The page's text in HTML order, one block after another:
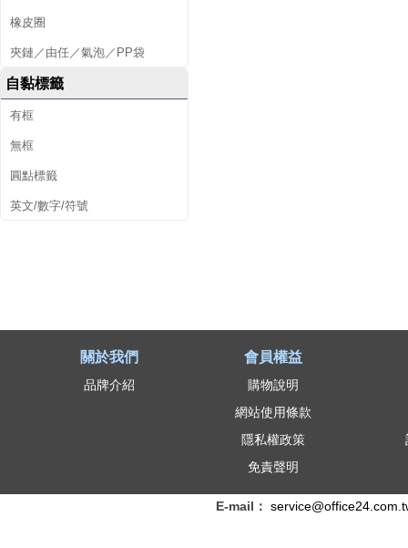
橡皮圈
夾鏈／由任／氣泡／PP袋
自黏標籤
有框
無框
圓點標籤
英文/數字/符號
關於我們
品牌介紹
會員權益
購物說明
網站使用條款
隱私權政策
免責聲明
E-mail：